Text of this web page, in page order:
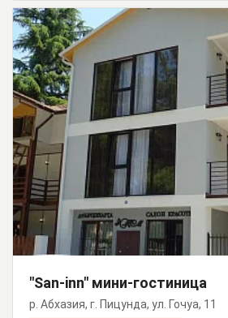
"San-inn" мини-гостиница
р. Абхазия, г. Пицунда, ул. Гочуа, 11